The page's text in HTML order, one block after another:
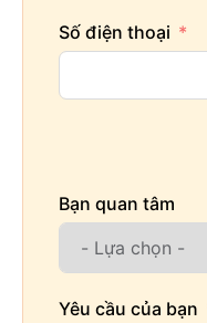
Số điện thoại
Bạn quan tâm
Yêu cầu của bạn